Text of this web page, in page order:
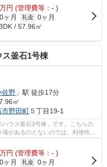
万円 (管理費等：- )
0ヶ月 礼金 0ヶ月
/ 57.96㎡
ス釜石1号棟
佐野 」駅 徒歩17分
㎡
市野田町５丁目19-1
ウス釜石3号棟」です。こちらの
があるのとないのでは、利便性が
万円 (管理費等：- )
0ヶ月 礼金 0ヶ月